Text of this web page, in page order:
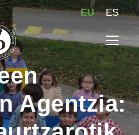
EU ES
Agentzia: